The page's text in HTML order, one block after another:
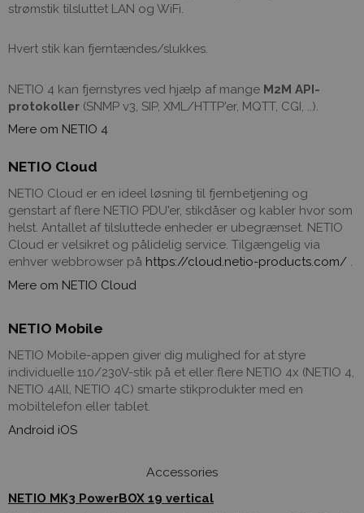
strømstik tilsluttet LAN og WiFi.
Hvert stik kan fjerntændes/slukkes.
NETIO 4 kan fjernstyres ved hjælp af mange M2M API-
protokoller (SNMP v3, SIP, XML/HTTP'er, MQTT, CGI, ..).
Mere om NETIO 4
NETIO Cloud
NETIO Cloud er en ideel løsning til fjernbetjening og
genstart af flere NETIO PDU'er, stikdåser og kabler hvor som
helst. Antallet af tilsluttede enheder er ubegrænset. NETIO
Cloud er velsikret og pålidelig service. Tilgængelig via
enhver webbrowser på https://cloud.netio-products.com/ .
Mere om NETIO Cloud
NETIO Mobile
NETIO Mobile-appen giver dig mulighed for at styre
individuelle 110/230V-stik på et eller flere NETIO 4x (NETIO 4,
NETIO 4All, NETIO 4C) smarte stikprodukter med en
mobiltelefon eller tablet.
Android iOS
Accessories
NETIO MK3 PowerBOX 19 vertical